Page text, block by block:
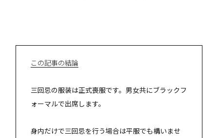
この記事の結論
三回忌の服装は正式喪服です。男女共にブラックフ
ォーマルで出席します。
身内だけで三回忌を行う場合は平服でも構いませ